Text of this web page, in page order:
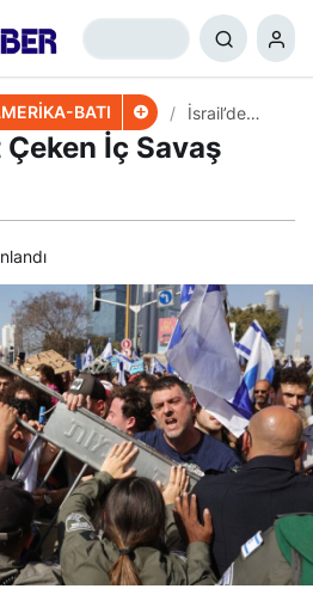
BATI
İsrail’de
Çeken İç
İç Savaş
+ 0 Paylaş